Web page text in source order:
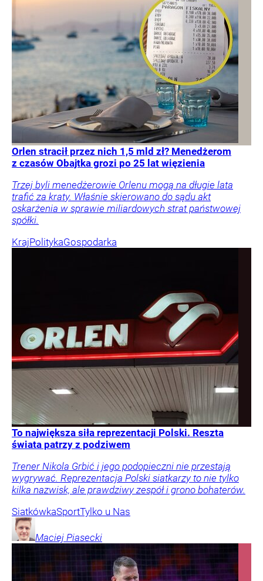
Orlen stracił przez nich 1,5 mld zł? Menedżerom
z czasów Obajtka grozi po 25 lat więzienia
Trzej byli menedżerowie Orlenu mogą na długie lata
trafić za kraty. Właśnie skierowano do sądu akt
oskarżenia w sprawie miliardowych strat państwowej
spółki.
KrajPolitykaGospodarka
To największa siła reprezentacji Polski. Reszta
świata patrzy z podziwem
Trener Nikola Grbić i jego podopieczni nie przestają
wygrywać. Reprezentacja Polski siatkarzy to nie tylko
kilka nazwisk, ale prawdziwy zespół i grono bohaterów.
SiatkówkaSportTylko u Nas
Maciej Piasecki